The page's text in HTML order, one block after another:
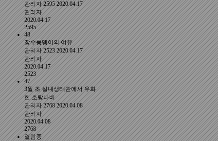
관리자 2595 2020.04.17
관리자
2020.04.17
2595
48
장수풍뎅이의 여유
관리자 2523 2020.04.17
관리자
2020.04.17
2523
47
3월 초 실내생태관에서 우화
한 호랑나비
관리자 2768 2020.04.08
관리자
2020.04.08
2768
열람중